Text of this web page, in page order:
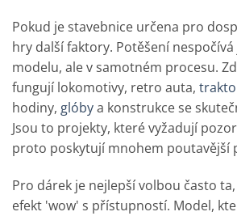
Pokud je stavebnice určena pro
hry další faktory. Potěšení
modelu, ale v samotném procesu.
fungují lokomotivy, retro auta,
hodiny, glóbya konstrukce se
Jsou to projekty, které vyžadují
proto poskytují mnohem poutavější
Pro dárek je nejlepší volbou často
efekt 'wow' s přístupností. Model,